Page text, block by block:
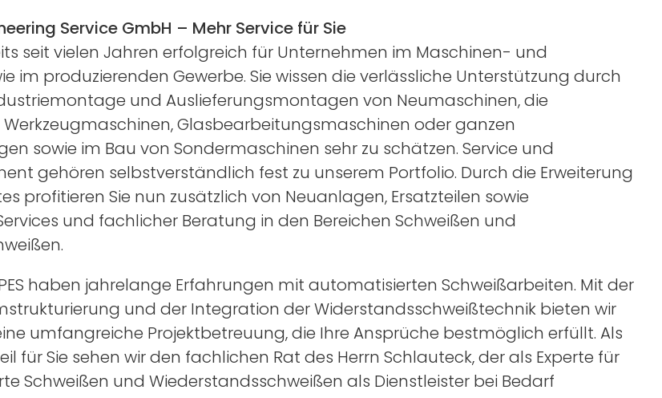
Service GmbH – Mehr Service für Sie
seit vielen Jahren erfolgreich für Unternehmen im Maschinen- und
im produzierenden Gewerbe. Sie wissen die verlässliche Unterstützung durch
und Auslieferungsmontagen von Neumaschinen, die
Glasbearbeitungsmaschinen oder ganzen
sowie im Bau von Sondermaschinen sehr zu schätzen. Service und
gehören selbstverständlich fest zu unserem Portfolio. Durch die Erweiterung
profitieren Sie nun zusätzlich von Neuanlagen, Ersatzteilen sowie
und fachlicher Beratung in den Bereichen Schweißen und
haben jahrelange Erfahrungen mit automatisierten Schweißarbeiten. Mit der
und der Integration der Widerstandsschweißtechnik bieten wir
umfangreiche Projektbetreuung, die Ihre Ansprüche bestmöglich erfüllt. Als
für Sie sehen wir den fachlichen Rat des Herrn Schlauteck, der als Experte für
Schweißen und Wiederstandsschweißen als Dienstleister bei Bedarf